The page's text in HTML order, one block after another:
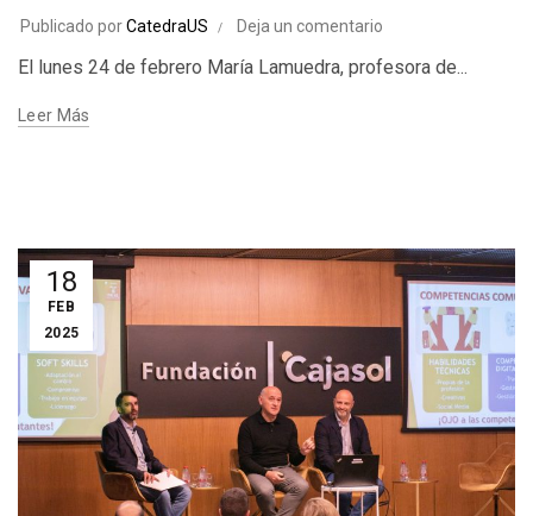
Publicado porCatedraUS Deja un comentario
El lunes 24 de febrero María Lamuedra, profesora de...
Leer Más
18
FEB
2025